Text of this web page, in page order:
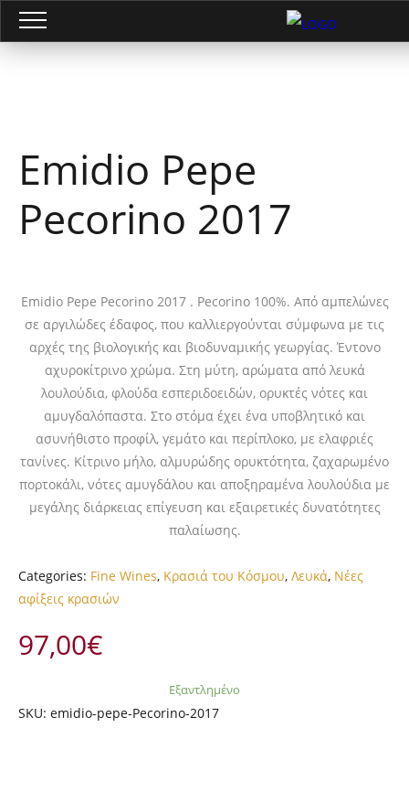
Emidio Pepe
Pecorino 2017
Emidio Pepe Pecorino 2017 . Pecorino 100%. Από αμπελώνες
σε αργιλώδες έδαφος, που καλλιεργούνται σύμφωνα με τις
αρχές της βιολογικής και βιοδυναμικής γεωργίας. Έντονο
αχυροκίτρινο χρώμα. Στη μύτη, αρώματα από λευκά
λουλούδια, φλούδα εσπεριδοειδών, ορυκτές νότες και
αμυγδαλόπαστα. Στο στόμα έχει ένα υποβλητικό και
ασυνήθιστο προφίλ, γεμάτο και περίπλοκο, με ελαφριές
τανίνες. Κίτρινο μήλο, αλμυρώδης ορυκτότητα, ζαχαρωμένο
πορτοκάλι, νότες αμυγδάλου και αποξηραμένα λουλούδια με
μεγάλης διάρκειας επίγευση και εξαιρετικές δυνατότητες
παλαίωσης.
Categories: Fine Wines, Κρασιά του Κόσμου, Λευκά, Νέες
αφίξεις κρασιών
97,00€
Εξαντλημένο
SKU: emidio-pepe-Pecorino-2017